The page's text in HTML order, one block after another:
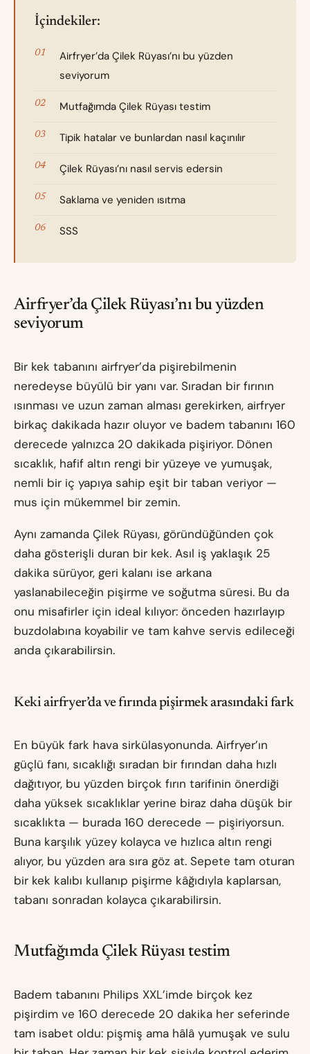
İçindekiler:
Airfryer’da Çilek Rüyası’nı bu yüzden
seviyorum
Mutfağımda Çilek Rüyası testim
Tipik hatalar ve bunlardan nasıl kaçınılır
Çilek Rüyası’nı nasıl servis edersin
Saklama ve yeniden ısıtma
SSS
Airfryer’da Çilek Rüyası’nı bu yüzden
seviyorum
Bir kek tabanını airfryer’da pişirebilmenin
neredeyse büyülü bir yanı var. Sıradan bir fırının
ısınması ve uzun zaman alması gerekirken, airfryer
birkaç dakikada hazır oluyor ve badem tabanını 160
derecede yalnızca 20 dakikada pişiriyor. Dönen
sıcaklık, hafif altın rengi bir yüzeye ve yumuşak,
nemli bir iç yapıya sahip eşit bir taban veriyor —
mus için mükemmel bir zemin.
Aynı zamanda Çilek Rüyası, göründüğünden çok
daha gösterişli duran bir kek. Asıl iş yaklaşık 25
dakika sürüyor, geri kalanı ise arkana
yaslanabileceğin pişirme ve soğutma süresi. Bu da
onu misafirler için ideal kılıyor: önceden hazırlayıp
buzdolabına koyabilir ve tam kahve servis edileceği
anda çıkarabilirsin.
Keki airfryer’da ve fırında pişirmek arasındaki fark
En büyük fark hava sirkülasyonunda. Airfryer’ın
güçlü fanı, sıcaklığı sıradan bir fırından daha hızlı
dağıtıyor, bu yüzden birçok fırın tarifinin önerdiği
daha yüksek sıcaklıklar yerine biraz daha düşük bir
sıcaklıkta — burada 160 derecede — pişiriyorsun.
Buna karşılık yüzey kolayca ve hızlıca altın rengi
alıyor, bu yüzden ara sıra göz at. Sepete tam oturan
bir kek kalıbı kullanıp pişirme kâğıdıyla kaplarsan,
tabanı sonradan kolayca çıkarabilirsin.
Mutfağımda Çilek Rüyası testim
Badem tabanını Philips XXL’imde birçok kez
pişirdim ve 160 derecede 20 dakika her seferinde
tam isabet oldu: pişmiş ama hâlâ yumuşak ve sulu